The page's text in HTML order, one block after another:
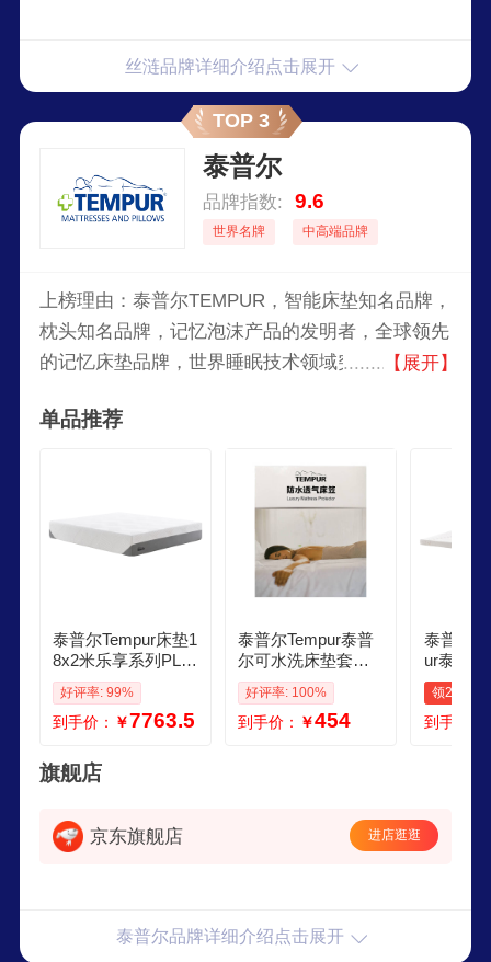
丝涟品牌详细介绍点击展开
TOP 3
泰普尔
品牌指数: 9.6
世界名牌 中高端品牌
上榜理由：泰普尔TEMPUR，智能床垫知名品牌，
枕头知名品牌，记忆泡沫产品的发明者，全球领先
的记忆床垫品牌，世界睡眠技术领域突破的先驱，
【展开】
单品推荐
泰普尔Tempur床垫1
8x2米乐享系列PLU
S记忆棉弹簧席梦思
软厚国家补贴可拆
洗 乐享尊享款乐活
182米
好评率: 99%
到手价： ￥7763.5
泰普尔Tempur泰普
尔可水洗床垫套床
笠 150200
好评率: 100%
到手价： ￥454
泰普尔
ur泰普
垫18米
垫夏凉
m舒适
领260元
到手价：
旗舰店
京东旗舰店 进店逛逛
泰普尔品牌详细介绍点击展开